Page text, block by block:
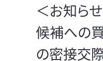
＜お知ら
候補への
の密接交際